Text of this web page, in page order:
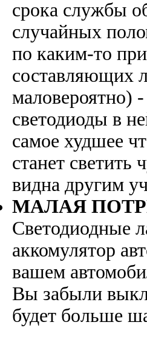
срока службы
случайных
по каким-то
составляющих
маловероятно) -
светодиоды в
самое худшее
станет светить
видна другим
МАЛАЯ
Светодиодные
аккомулятор
вашем
Вы забыли
будет больше